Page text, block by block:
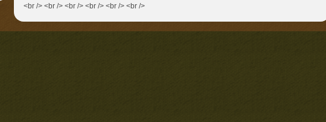
<br /> <br /> <br /> <br /> <br /> <br />